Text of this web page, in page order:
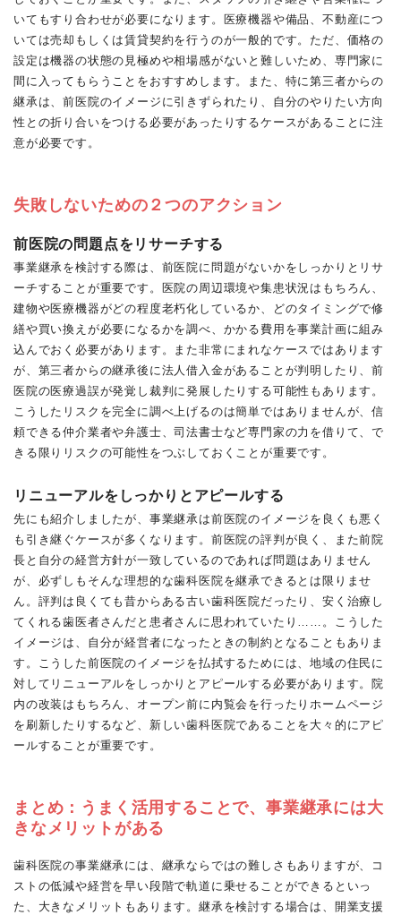
いてもすり合わせが必要になります。医療機器や備品、不動産につ
いては売却もしくは賃貸契約を行うのが一般的です。ただ、価格の
設定は機器の状態の見極めや相場感がないと難しいため、専門家に
間に入ってもらうことをおすすめします。また、特に第三者からの
継承は、前医院のイメージに引きずられたり、自分のやりたい方向
性との折り合いをつける必要があったりするケースがあることに注
意が必要です。
失敗しないための２つのアクション
前医院の問題点をリサーチする
事業継承を検討する際は、前医院に問題がないかをしっかりとリサ
ーチすることが重要です。医院の周辺環境や集患状況はもちろん、
建物や医療機器がどの程度老朽化しているか、どのタイミングで修
繕や買い換えが必要になるかを調べ、かかる費用を事業計画に組み
込んでおく必要があります。また非常にまれなケースではあります
が、第三者からの継承後に法人借入金があることが判明したり、前
医院の医療過誤が発覚し裁判に発展したりする可能性もあります。
こうしたリスクを完全に調べ上げるのは簡単ではありませんが、信
頼できる仲介業者や弁護士、司法書士など専門家の力を借りて、で
きる限りリスクの可能性をつぶしておくことが重要です。
リニューアルをしっかりとアピールする
先にも紹介しましたが、事業継承は前医院のイメージを良くも悪く
も引き継ぐケースが多くなります。前医院の評判が良く、また前院
長と自分の経営方針が一致しているのであれば問題はありません
が、必ずしもそんな理想的な歯科医院を継承できるとは限りませ
ん。評判は良くても昔からある古い歯科医院だったり、安く治療し
てくれる歯医者さんだと患者さんに思われていたり……。こうした
イメージは、自分が経営者になったときの制約となることもありま
す。こうした前医院のイメージを払拭するためには、地域の住民に
対してリニューアルをしっかりとアピールする必要があります。院
内の改装はもちろん、オープン前に内覧会を行ったりホームページ
を刷新したりするなど、新しい歯科医院であることを大々的にアピ
ールすることが重要です。
まとめ：うまく活用することで、事業継承には大
きなメリットがある
歯科医院の事業継承には、継承ならではの難しさもありますが、コ
ストの低減や経営を早い段階で軌道に乗せることができるといっ
た、大きなメリットもあります。継承を検討する場合は、開業支援